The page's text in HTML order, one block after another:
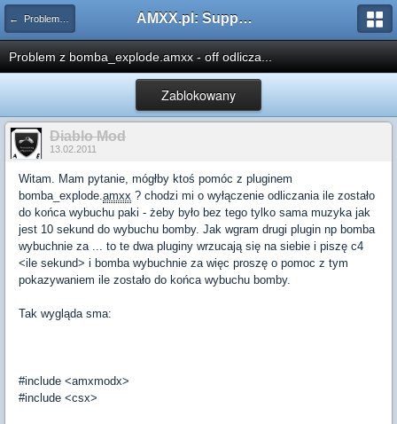
← Problemy z pluginami AMXX.pl: Support AMX Mod X i SourceMod
Problem z bomba_explode.amxx - off odlicza...
Zablokowany
Diablo Mod
13.02.2011
Witam. Mam pytanie, mógłby ktoś pomóc z pluginem
bomba_explode.amxx ? chodzi mi o wyłączenie odliczania ile zostało
do końca wybuchu paki - żeby było bez tego tylko sama muzyka jak
jest 10 sekund do wybuchu bomby. Jak wgram drugi plugin np bomba
wybuchnie za ... to te dwa pluginy wrzucają się na siebie i piszę c4
<ile sekund> i bomba wybuchnie za więc proszę o pomoc z tym
pokazywaniem ile zostało do końca wybuchu bomby.
Tak wygląda sma:
#include <amxmodx>
#include <csx>